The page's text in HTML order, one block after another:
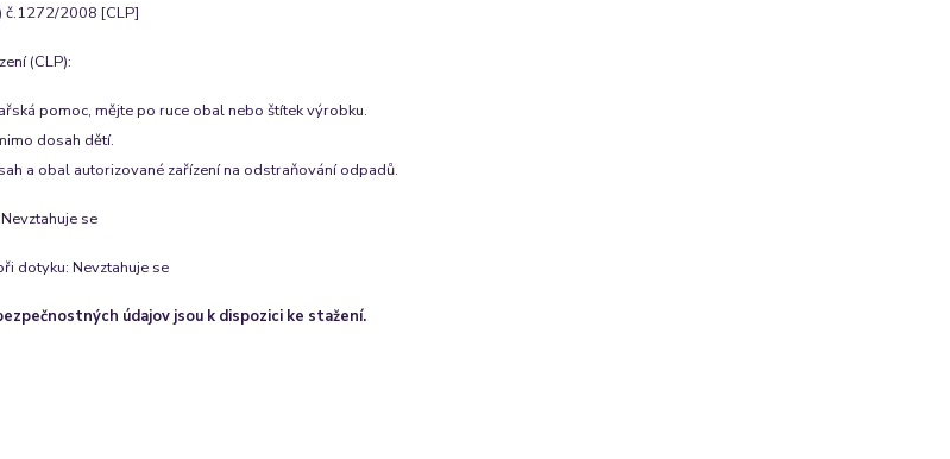
č.1272/2008 [CLP]
(CLP):
pomoc, mějte po ruce obal nebo štítek výrobku.
dosah dětí.
a obal autorizované zařízení na odstraňování odpadů.
Nevztahuje se
dotyku: Nevztahuje se
údajov jsou k dispozici ke stažení.